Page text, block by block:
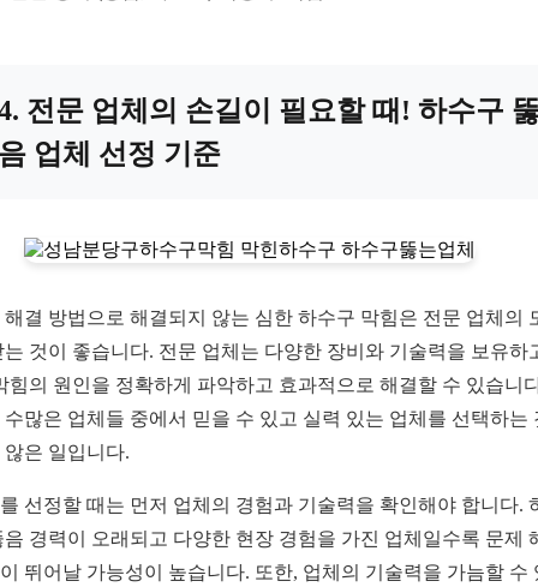
전문 업체의 손길이 필요할 때! 하수구
업체 선정 기준
해결 방법으로 해결되지 않는 심한 하수구 막힘은 전문 업체의
는 것이 좋습니다. 전문 업체는 다양한 장비와 기술력을 보유하
힘의 원인을 정확하게 파악하고 효과적으로 해결할 수 있습니
수많은 업체들 중에서 믿을 수 있고 실력 있는 업체를 선택하는
않은 일입니다.
선정할 때는 먼저 업체의 경험과 기술력을 확인해야 합니다.
음 경력이 오래되고 다양한 현장 경험을 가진 업체일수록 문제
뛰어날 가능성이 높습니다. 또한, 업체의 기술력을 가늠할 수